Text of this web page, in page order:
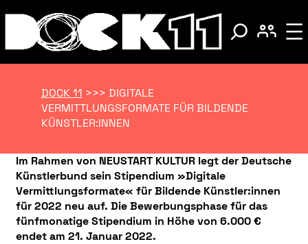
DOCK 11 >>> DIGITALE
VERMITTLUNGSFORMATE FÜR BILDENDE
KÜNSTLER:INNEN
Im Rahmen von NEUSTART KULTUR legt der Deutsche
Künstlerbund sein Stipendium »Digitale
Vermittlungsformate« für Bildende Künstler:innen
für 2022 neu auf. Die Bewerbungsphase für das
fünfmonatige Stipendium in Höhe von 6.000 €
endet am 21. Januar 2022.